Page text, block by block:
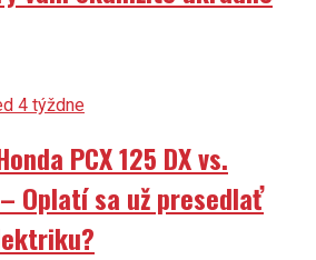
4 týždne
PCX 125 DX vs.
Oplatí sa už presedlať